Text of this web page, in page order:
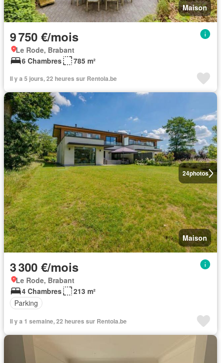
Maison
9 750 €/mois
Le Rode, Brabant
6 Chambres
785 m²
Il y a 5 jours, 22 heures sur Rentola.be
24photos
Maison
3 300 €/mois
Le Rode, Brabant
4 Chambres
213 m²
Parking
Il y a 1 semaine, 22 heures sur Rentola.be